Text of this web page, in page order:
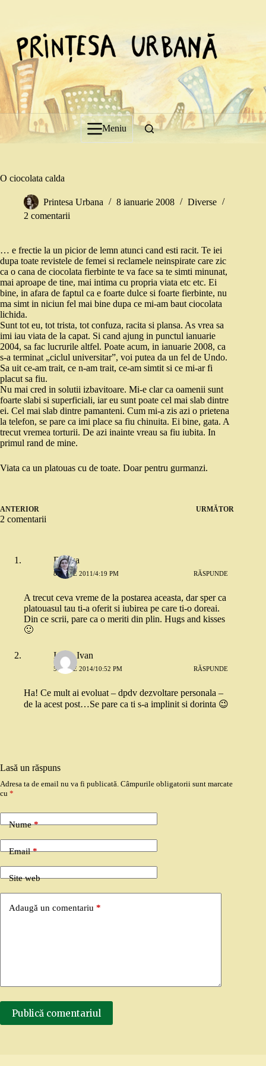
Meniu
O ciocolata calda
Printesa Urbana 8 ianuarie 2008
Diverse
2 comentarii
… e frectie la un picior de lemn atunci cand esti racit. Te iei
dupa toate revistele de femei si reclamele neinspirate care zic
ca o cana de ciocolata fierbinte te va face sa te simti minunat,
mai aproape de tine, mai intima cu propria viata etc etc. Ei
bine, in afara de faptul ca e foarte dulce si foarte fierbinte, nu
ma simt in niciun fel mai bine dupa ce mi-am baut ciocolata
lichida.
Sunt tot eu, tot trista, tot confuza, racita si plansa. As vrea sa
imi iau viata de la capat. Si cand ajung in punctul ianuarie
2004, sa fac lucrurile altfel. Poate acum, in ianuarie 2008, ca
s-a terminat „ciclul universitar”, voi putea da un fel de Undo.
Sa uit ce-am trait, ce n-am trait, ce-am simtit si ce mi-ar fi
placut sa fiu.
Nu mai cred in solutii izbavitoare. Mi-e clar ca oamenii sunt
foarte slabi si superficiali, iar eu sunt poate cel mai slab dintre
ei. Cel mai slab dintre pamanteni. Cum mi-a zis azi o prietena
la telefon, se pare ca imi place sa fiu chinuita. Ei bine, gata. A
trecut vremea torturii. De azi inainte vreau sa fiu iubita. In
primul rand de mine.
Viata ca un platouas cu de toate. Doar pentru gurmanzi.
ANTERIOR URMĂTOR
2 comentarii
Denisa
8 IUNIE 2011/4:19 PM RĂSPUNDE
A trecut ceva vreme de la postarea aceasta, dar sper ca
platouasul tau ti-a oferit si iubirea pe care ti-o doreai.
Din ce scrii, pare ca o meriti din plin. Hugs and kisses
🙂
Ioana Ivan
5 IUNIE 2014/10:52 PM RĂSPUNDE
Ha! Ce mult ai evoluat – dpdv dezvoltare personala –
de la acest post…Se pare ca ti s-a implinit si dorinta 😉
Lasă un răspuns
Adresa ta de email nu va fi publicată. Câmpurile obligatorii sunt marcate
cu *
Nume*
Email*
Site web
Adaugă un comentariu *
Publică comentariul